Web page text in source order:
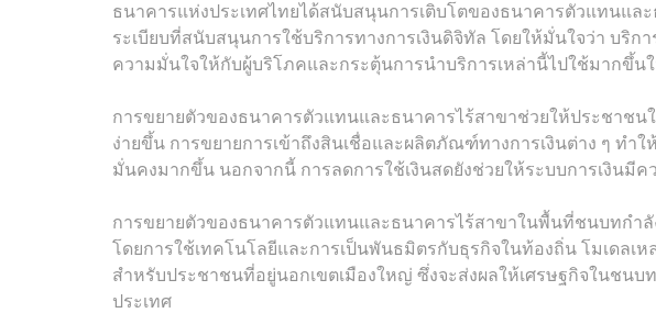
ธนาคารแห่งประเทศไทยได้สนับสนุนการเติบโตของธนาคารตัวแทนแล
ระเบียบที่สนับสนุนการใช้บริการทางการเงินดิจิทัล โดยให้มั่นใจว่า บริก
ความมั่นใจให้กับผู้บริโภคและกระตุ้นการนำบริการเหล่านี้ไปใช้มากขึ้
การขยายตัวของธนาคารตัวแทนและธนาคารไร้สาขาช่วยให้ประชาชน
ง่ายขึ้น การขยายการเข้าถึงสินเชื่อและผลิตภัณฑ์ทางการเงินต่าง ๆ ท
มั่นคงมากขึ้น นอกจากนี้ การลดการใช้เงินสดยังช่วยให้ระบบการเงิน
การขยายตัวของธนาคารตัวแทนและธนาคารไร้สาขาในพื้นที่ชนบทกำลั
โดยการใช้เทคโนโลยีและการเป็นพันธมิตรกับธุรกิจในท้องถิ่น โมเดลเห
สำหรับประชาชนที่อยู่นอกเขตเมืองใหญ่ ซึ่งจะส่งผลให้เศรษฐกิจในชนบ
ประเทศ